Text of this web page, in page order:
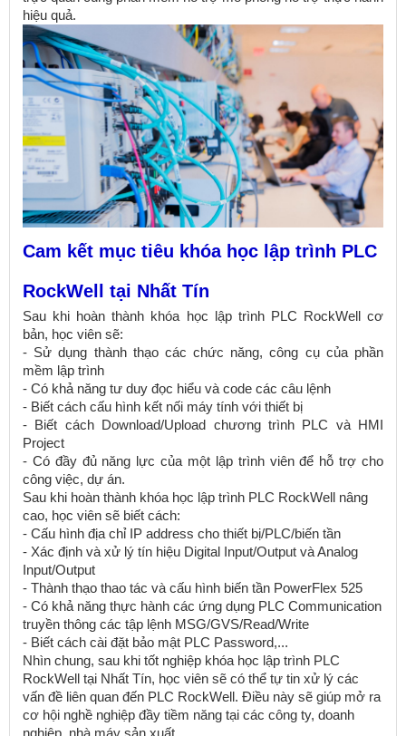
hiệu quả.
Cam kết mục tiêu khóa học lập trình PLC
RockWell tại Nhất Tín
Sau khi hoàn thành khóa học lập trình PLC RockWell cơ
bản, học viên sẽ:
- Sử dụng thành thạo các chức năng, công cụ của phần
mềm lập trình
- Có khả năng tư duy đọc hiểu và code các câu lệnh
- Biết cách cấu hình kết nối máy tính với thiết bị
- Biết cách Download/Upload chương trình PLC và HMI
Project
- Có đầy đủ năng lực của một lập trình viên để hỗ trợ cho
công việc, dự án.
Sau khi hoàn thành khóa học lập trình PLC RockWell nâng
cao, học viên sẽ biết cách:
- Cấu hình địa chỉ IP address cho thiết bị/PLC/biến tần
- Xác định và xử lý tín hiệu Digital Input/Output và Analog
Input/Output
- Thành thạo thao tác và cấu hình biến tần PowerFlex 525
- Có khả năng thực hành các ứng dụng PLC Communication
truyền thông các tập lệnh MSG/GVS/Read/Write
- Biết cách cài đặt bảo mật PLC Password,...
Nhìn chung, sau khi tốt nghiệp khóa học lập trình PLC
RockWell tại Nhất Tín, học viên sẽ có thể tự tin xử lý các
vấn đề liên quan đến PLC RockWell. Điều này sẽ giúp mở ra
cơ hội nghề nghiệp đầy tiềm năng tại các công ty, doanh